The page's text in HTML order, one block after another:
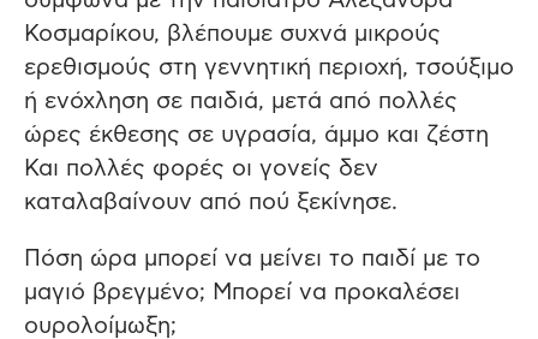
Κοσμαρίκου, βλέπουμε συχνά μικρούς
ερεθισμούς στη γεννητική περιοχή, τσούξιμο
ή ενόχληση σε παιδιά, μετά από πολλές
ώρες έκθεσης σε υγρασία, άμμο και ζέστη
Και πολλές φορές οι γονείς δεν
καταλαβαίνουν από πού ξεκίνησε.
Πόση ώρα μπορεί να μείνει το παιδί με το
μαγιό βρεγμένο; Μπορεί να προκαλέσει
ουρολοίμωξη;